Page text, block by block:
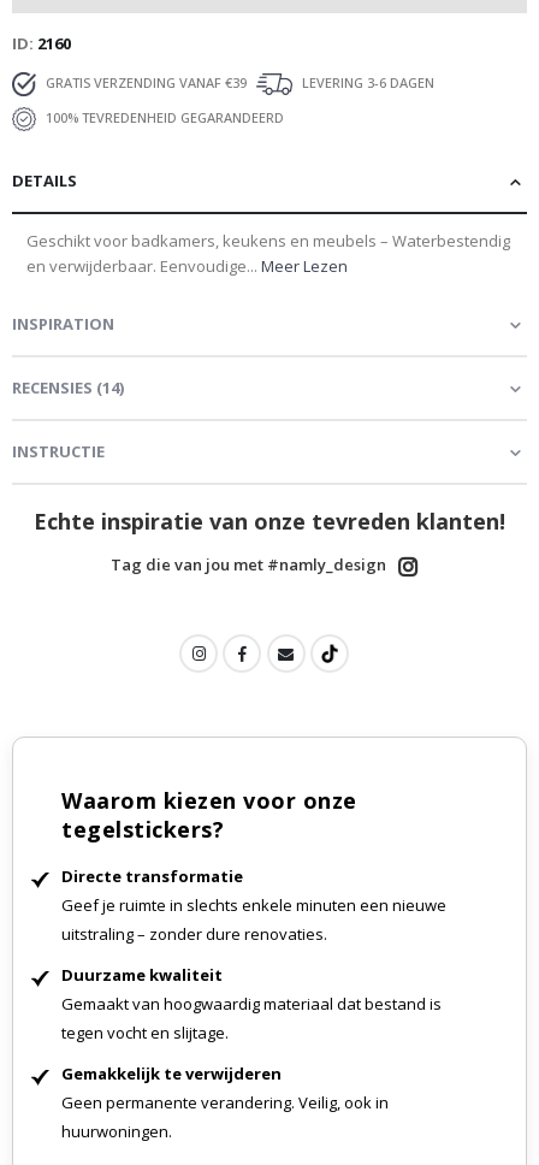
ID 2160
GRATIS VERZENDING VANAF €39
LEVERING 3-6 DAGEN
100% TEVREDENHEID GEGARANDEERD
DETAILS
Geschikt voor badkamers, keukens en meubels – Waterbestendig
en verwijderbaar. Eenvoudige... Meer Lezen
INSPIRATION
RECENSIES (14)
INSTRUCTIE
Echte inspiratie van onze tevreden klanten!
Tag die van jou met #namly_design
Waarom kiezen voor onze
tegelstickers?
Directe transformatie
Geef je ruimte in slechts enkele minuten een nieuwe
uitstraling – zonder dure renovaties.
Duurzame kwaliteit
Gemaakt van hoogwaardig materiaal dat bestand is
tegen vocht en slijtage.
Gemakkelijk te verwijderen
Geen permanente verandering. Veilig, ook in
huurwoningen.